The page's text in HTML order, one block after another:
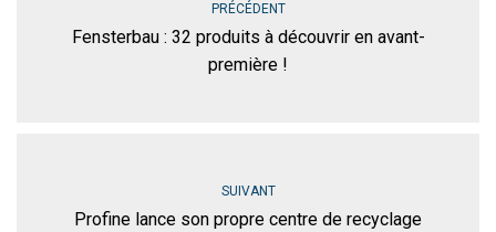
PRÉCÉDENT
Fensterbau : 32 produits à découvrir en avant-
première !
SUIVANT
Profine lance son propre centre de recyclage